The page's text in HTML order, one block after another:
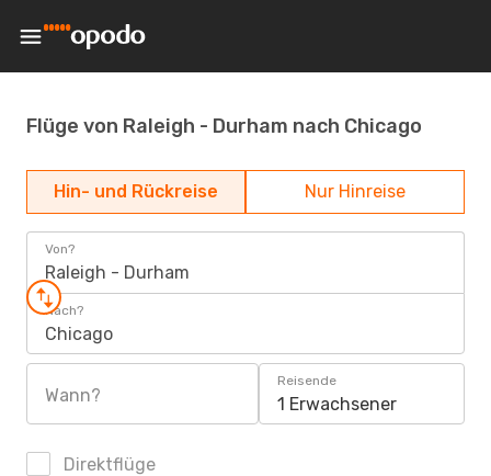
Flüge von Raleigh - Durham nach Chicago
Hin- und Rückreise Nur Hinreise
Von?
Raleigh - Durham
Nach?
Chicago
Wann?
Reisende
1 Erwachsener
Direktflüge